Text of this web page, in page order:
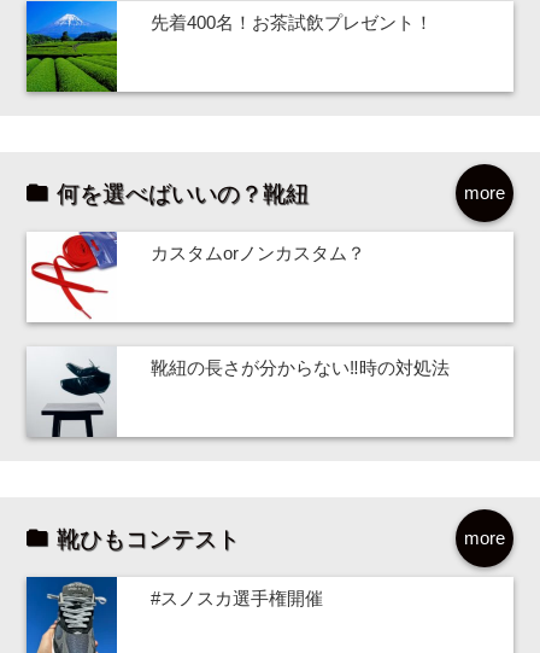
先着400名！お茶試飲プレゼント！
more
何を選べばいいの？靴紐
カスタムorノンカスタム？
靴紐の長さが分からない‼時の対処法
more
靴ひもコンテスト
#スノスカ選手権開催